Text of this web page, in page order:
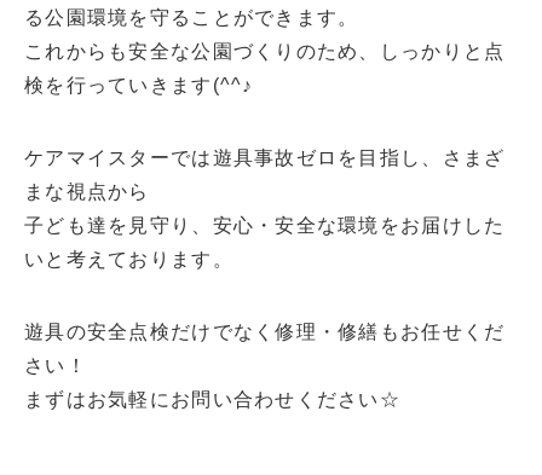
る公園環境を守ることができます。
これからも安全な公園づくりのため、しっかりと点
検を行っていきます(^^♪
ケアマイスターでは遊具事故ゼロを目指し、さまざ
まな視点から
子ども達を見守り、安心・安全な環境をお届けした
いと考えております。
遊具の安全点検だけでなく修理・修繕もお任せくだ
さい！
まずはお気軽にお問い合わせください☆